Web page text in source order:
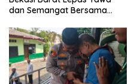
dan Semangat Bersama